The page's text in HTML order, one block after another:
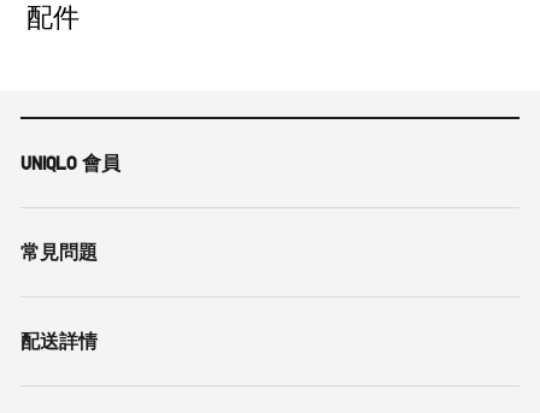
配件
UNIQLO 會員
常見問題
配送詳情